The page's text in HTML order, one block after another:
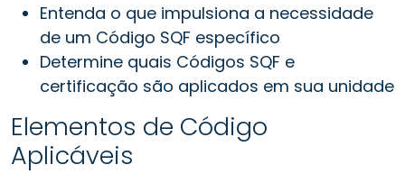
Entenda o que impulsiona a necessidade
de um Código SQF específico
Determine quais Códigos SQF e
certificação são aplicados em sua unidade
Elementos de Código
Aplicáveis